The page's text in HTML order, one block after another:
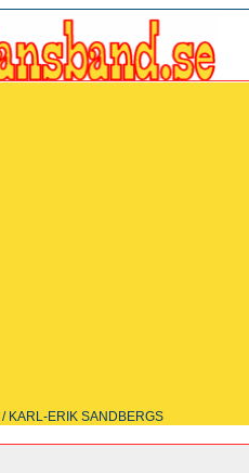
/ KARL-ERIK SANDBERGS